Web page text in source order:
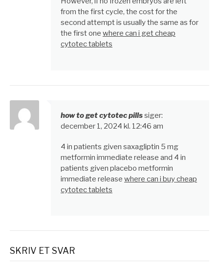
from the first cycle, the cost for the
second attempt is usually the same as for
the first one where can i get cheap
cytotec tablets
how to get cytotec pillssiger:
december 1, 2024 kl. 12:46 am
4 in patients given saxagliptin 5 mg
metformin immediate release and 4 in
patients given placebo metformin
immediate release where can i buy cheap
cytotec tablets
SKRIV ET SVAR